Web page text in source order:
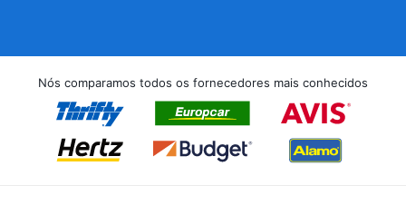
Nós comparamos todos os fornecedores mais conhecidos